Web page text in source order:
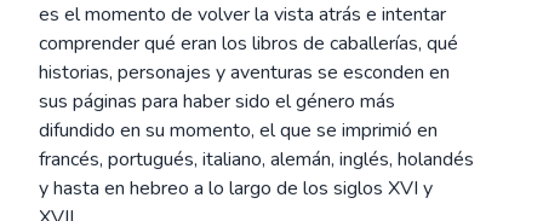
es el momento de volver la vista atrás e intentar
comprender qué eran los libros de caballerías, qué
historias, personajes y aventuras se esconden en
sus páginas para haber sido el género más
difundido en su momento, el que se imprimió en
francés, portugués, italiano, alemán, inglés, holandés
y hasta en hebreo a lo largo de los siglos XVI y